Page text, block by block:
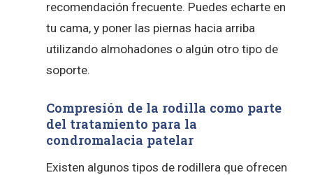
recomendación frecuente. Puedes echarte en
tu cama, y poner las piernas hacia arriba
utilizando almohadones o algún otro tipo de
soporte.
Compresión de la rodilla como parte
del tratamiento para la
condromalacia patelar
Existen algunos tipos de rodillera que ofrecen